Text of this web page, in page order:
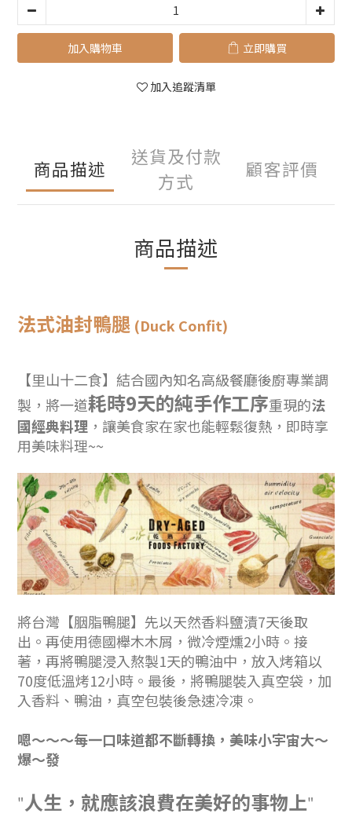
加入購物車 立即購買
加入追蹤清單
商品描述
送貨及付款
方式
顧客評價
商品描述
法式油封鴨腿 (Duck Confit)
【里山十二食】結合國內知名高級餐廳後廚專業調
製，將一道耗時9天的純手作工序重現的法
國經典料理 ，讓美食家在家也能輕鬆復熱，即時享
用美味料理~~
將台灣【胭脂鴨腿】先以天然香料鹽漬7天後取
出。再使用德國櫸木木屑，微冷煙燻2小時。接
著，再將鴨腿浸入熬製1天的鴨油中，放入烤箱以
70度低溫烤12小時。最後，將鴨腿裝入真空袋，加
入香料、鴨油，真空包裝後急速冷凍。
嗯～～～每一口味道都不斷轉換，美味小宇宙大～
爆～發
"人生，就應該浪費在美好的事物上"